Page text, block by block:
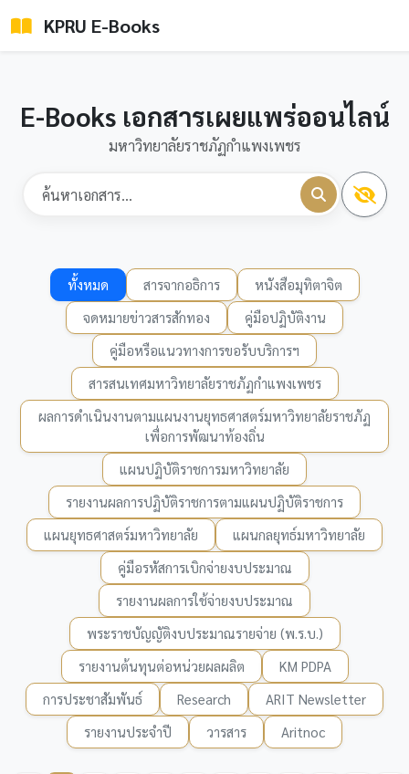
KPRU E-Books
E-Books เอกสารเผยแพร่ออนไลน์
มหาวิทยาลัยราชภัฏกำแพงเพชร
ทั้งหมด สารจากอธิการ
หนังสือมุทิตาจิต
จดหมายข่าวสารสักทอง
คู่มือปฏิบัติงาน
คู่มือหรือแนวทางการขอรับบริการฯ
สารสนเทศมหาวิทยาลัยราชภัฏกำแพงเพชร
ผลการดำเนินงานตามแผนงานยุทธศาสตร์มหาวิทยาลัยราชภัฏ
เพื่อการพัฒนาท้องถิ่น
แผนปฏิบัติราชการมหาวิทยาลัย
รายงานผลการปฏิบัติราชการตามแผนปฏิบัติราชการ
แผนยุทธศาสตร์มหาวิทยาลัย
แผนกลยุทธ์มหาวิทยาลัย
คู่มือรหัสการเบิกจ่ายงบประมาณ
รายงานผลการใช้จ่ายงบประมาณ
พระราชบัญญัติงบประมาณรายจ่าย (พ.ร.บ.)
รายงานต้นทุนต่อหน่วยผลผลิต
KM PDPA
การประชาสัมพันธ์
Research
ARIT Newsletter
รายงานประจำปี
วารสาร Aritnoc